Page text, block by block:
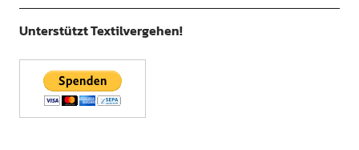
Unterstützt Textilvergehen!